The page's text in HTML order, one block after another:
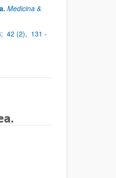
Medicina &
42 (2), 131 -